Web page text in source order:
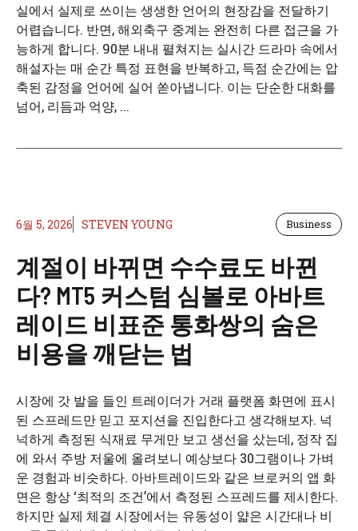
실에서 실제로 쓰이는 생생한 언어의 현장감을 전달하기
어렵습니다. 반면, 해외축구 중계는 완전히 다른 접근을 가
능하게 합니다. 90분 내내 펼쳐지는 실시간 드라마 속에서
해설자는 매 순간 특정 표현을 반복하고, 득점 순간에는 압
축된 감정을 언어에 실어 쏟아냅니다. 이는 단순한 대화를
넘어, 리듬과 억양, ...
6월 5, 2026 STEVEN YOUNG Business
계절이 바뀌면 수수료도 바뀐
다? MT5 커스텀 심볼로 아바트
레이드 비표준 통화쌍의 숨은
비용을 깨닫는 법
시장에 갓 발을 들인 트레이더가 거래 플랫폼 화면에 표시
된 스프레드만 믿고 포지션을 진입한다고 생각해보자. 넉
넉하게 측정된 식재료 무게만 보고 생선을 샀는데, 정작 집
에 와서 주방 저울에 올려보니 예상보다 30그램이나 가벼
운 경험과 비슷하다. 아바트레이드와 같은 브로커의 앱 화
면은 항상 ‘최적의 조건’에서 측정된 스프레드를 제시한다.
하지만 실제 체결 시장에서는 유동성이 얇은 시간대나 비